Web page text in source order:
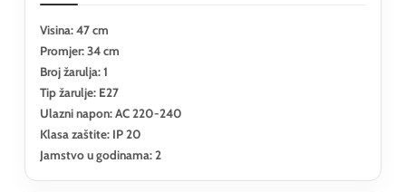
Visina: 47 cm
Promjer: 34 cm
Broj žarulja: 1
Tip žarulje: E27
Ulazni napon: AC 220-240
Klasa zaštite: IP 20
Jamstvo u godinama: 2